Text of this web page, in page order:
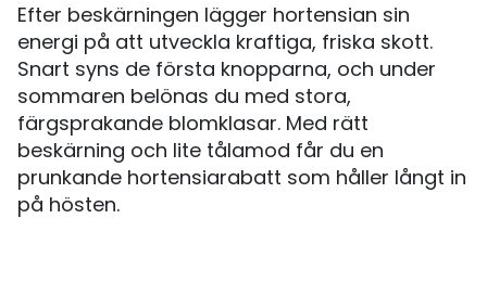
Efter beskärningen lägger hortensian sin
energi på att utveckla kraftiga, friska skott.
Snart syns de första knopparna, och under
sommaren belönas du med stora,
färgsprakande blomklasar. Med rätt
beskärning och lite tålamod får du en
prunkande hortensiarabatt som håller långt in
på hösten.